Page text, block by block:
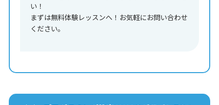
い！
まずは無料体験レッスンへ！お気軽にお問い合わせ
ください。